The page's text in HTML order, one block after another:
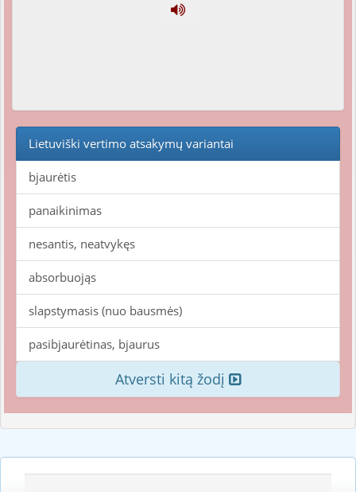
Lietuviški vertimo atsakymų variantai
bjaurėtis
panaikinimas
nesantis, neatvykęs
absorbuojąs
slapstymasis (nuo bausmės)
pasibjaurėtinas, bjaurus
Atversti kitą žodį